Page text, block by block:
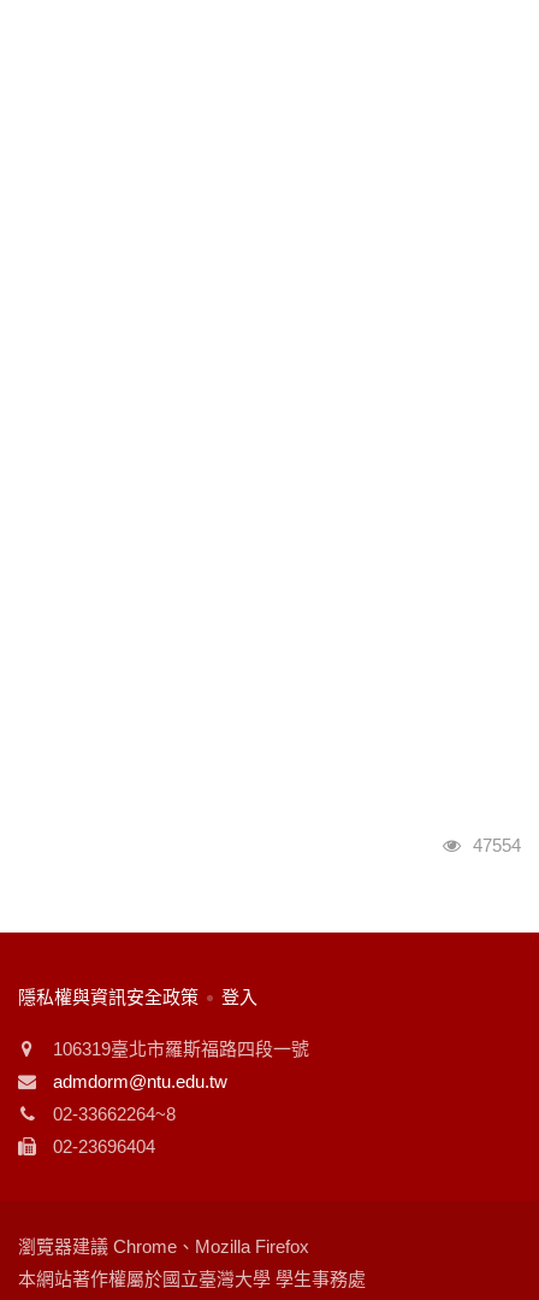
瀏覽人次
47554
:::
隱私權與資訊安全政策 登入
106319臺北市羅斯福路四段一號
admdorm@ntu.edu.tw
02-33662264~8
02-23696404
瀏覽器建議 Chrome、Mozilla Firefox
本網站著作權屬於國立臺灣大學 學生事務處